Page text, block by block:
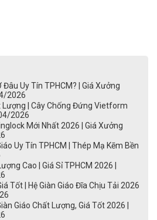
Đâu Uy Tín TPHCM? | Giá Xưởng
2026
Lượng | Cây Chống Đứng Vietform
2026
Mới Nhất 2026 | Giá Xưởng
Uy Tín TPHCM | Thép Mạ Kẽm Bền
Cao | Giá Sỉ TPHCM 2026 |
Tốt | Hệ Giàn Giáo Đĩa Chịu Tải 2026
Giáo Chất Lượng, Giá Tốt 2026 |